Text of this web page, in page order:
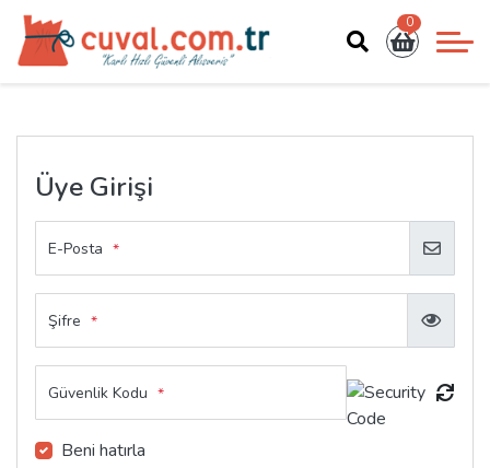
0
Üye Girişi
E-Posta *
Şifre *
Güvenlik Kodu *
Beni hatırla